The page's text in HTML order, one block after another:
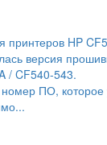
HP
версия
/ CF540-543.
ПО,